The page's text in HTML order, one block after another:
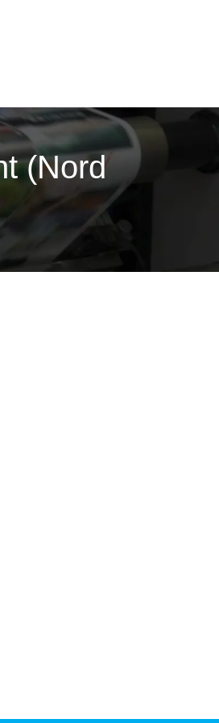
(Nord